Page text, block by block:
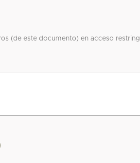
(de este documento) en acceso